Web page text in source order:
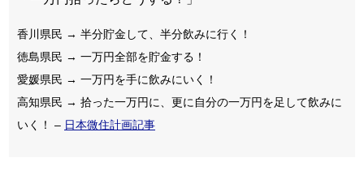
香川県民 → 半分貯金して、半分飲みに行く！
徳島県民 → 一万円全部を貯金する！
愛媛県民 → 一万円を手に飲みにいく！
高知県民 → 拾った一万円に、更に自分の一万円を足して飲みに
いく！ – 日本微住計画記事